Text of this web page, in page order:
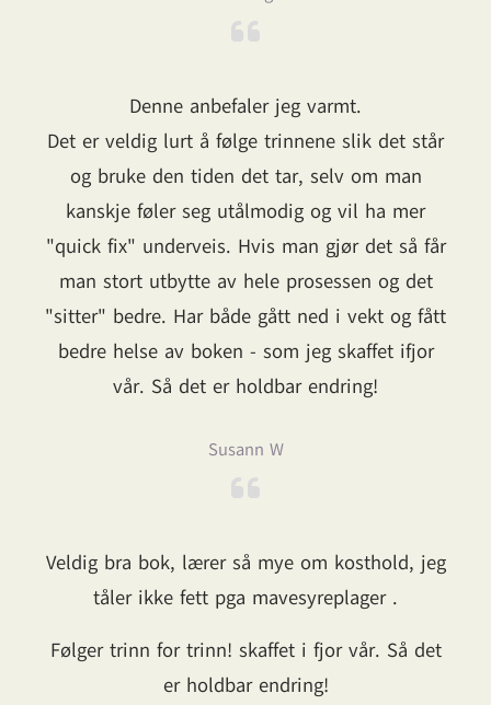
Denne anbefaler jeg varmt.
Det er veldig lurt å følge trinnene slik det står
og bruke den tiden det tar, selv om man
kanskje føler seg utålmodig og vil ha mer
"quick fix" underveis. Hvis man gjør det så får
man stort utbytte av hele prosessen og det
"sitter" bedre. Har både gått ned i vekt og fått
bedre helse av boken - som jeg skaffet ifjor
vår. Så det er holdbar endring!
Susann W
Veldig bra bok, lærer så mye om kosthold, jeg
tåler ikke fett pga mavesyreplager .
Følger trinn for trinn! skaffet i fjor vår. Så det
er holdbar endring!